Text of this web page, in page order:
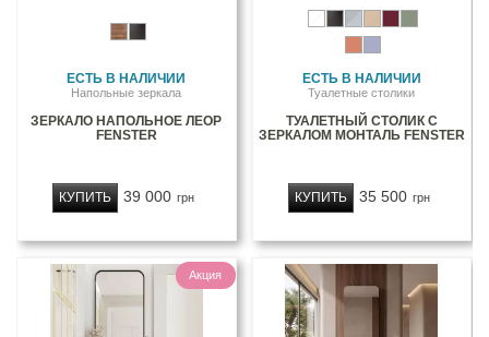
ЕСТЬ В НАЛИЧИИ
Напольные зеркала
ЗЕРКАЛО НАПОЛЬНОЕ ЛЕОР
FENSTER
39 000 грн
КУПИТЬ
ЕСТЬ В НАЛИЧИИ
Туалетные столики
ТУАЛЕТНЫЙ СТОЛИК С
ЗЕРКАЛОМ МОНТАЛЬ FENSTER
35 500 грн
КУПИТЬ
Акция